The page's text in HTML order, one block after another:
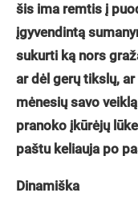
šis ima remtis į
įgyvendintą
sukurti ką nors
ar dėl gerų tikslų,
mėnesių savo
pranoko įkūrėjų
paštu keliauja po
Dinamiška